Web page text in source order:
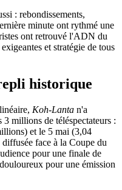
: rebondissements,
minute ont rythmé une
ont retrouvé l'ADN du
et stratégie de tous
historique
Koh-Lanta n'a
3 millions de téléspectateurs :
et le 5 mai (3,04
face à la Coupe du
pour une finale de
pour une émission